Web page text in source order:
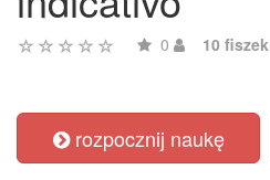
0 10 fiszek
rozpocznij naukę